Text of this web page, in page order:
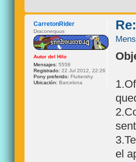
el
CarretonRider
Draconequus
Autor del Hilo
Mensajes: 5558
Registrado: 22 Jul 2012, 22:26
Pony preferido: Fluttershy
Ubicación: Barcelona